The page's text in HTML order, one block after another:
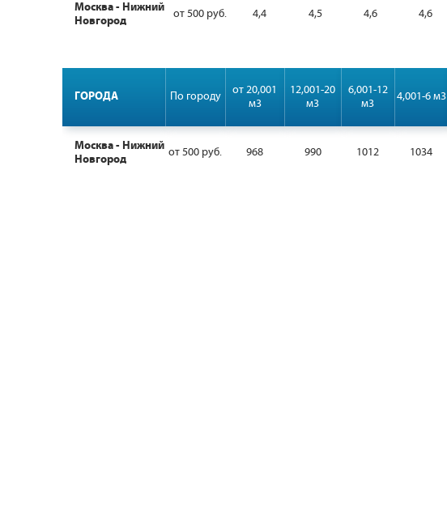
Москва - Нижний
Новгород
от 500 руб. 4,4 4,5 4,6 4,6
ГОРОДА По городу
от 20,001
м3
12,001-20
м3
6,001-12
м3
4,001-6 м3
Москва - Нижний
Новгород
от 500 руб. 968 990 1012 1034